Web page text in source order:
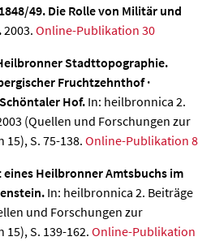
49. Die Rolle von Militär und
2003. Online-Publikation 30
Stadttopographie.
Fruchtzehnthof ·
Hof. In: heilbronnica 2.
(Quellen und Forschungen zur
S. 75-138. Online-Publikation 8
eines Heilbronner Amtsbuchs im
In: heilbronnica 2. Beiträge
und Forschungen zur
S. 139-162. Online-Publikation